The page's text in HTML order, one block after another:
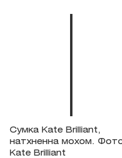
Сумка Kate Brilliant,
натхненна мохом.
Kate Brilliant